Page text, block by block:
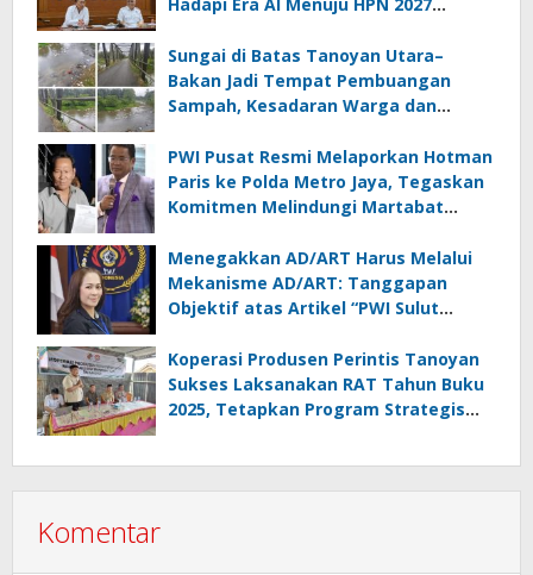
Sungai di Batas Tanoyan Utara–
Bakan Jadi Tempat Pembuangan
Sampah, Kesadaran Warga dan
PWI Pusat Resmi Melaporkan Hotman
Paris ke Polda Metro Jaya, Tegaskan
Komitmen Melindungi Martabat
Menegakkan AD/ART Harus Melalui
Mekanisme AD/ART: Tanggapan
Objektif atas Artikel “PWI Sulut
Melanggar Aturan”
Koperasi Produsen Perintis Tanoyan
Sukses Laksanakan RAT Tahun Buku
2025, Tetapkan Program Strategis
Komentar